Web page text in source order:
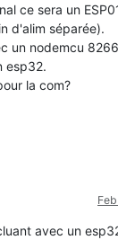
ce sera un
d'alim séparée).
un nodemcu
esp32.
la com?
avec un